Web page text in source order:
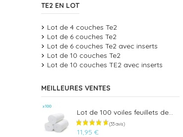
TE2 EN LOT
Lot de 4 couches Te2
Lot de 6 couches Te2
Lot de 6 couches Te2 avec inserts
Lot de 10 couches Te2
Lot de 10 couches TE2 avec inserts
MEILLEURES VENTES
Lot de 100 voiles feuillets de...
11,95 €